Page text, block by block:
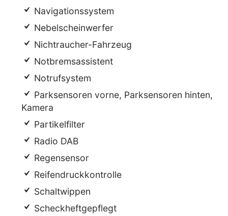
Navigationssystem
Nebelscheinwerfer
Nichtraucher-Fahrzeug
Notbremsassistent
Notrufsystem
Parksensoren vorne, Parksensoren hinten,
Kamera
Partikelfilter
Radio DAB
Regensensor
Reifendruckkontrolle
Schaltwippen
Scheckheftgepflegt